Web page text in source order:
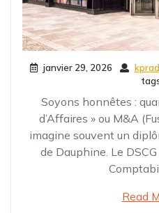
janvier 29, 2026
Soyons honnêtes :
d’Affaires » ou M&A
imagine souvent un
de Dauphine. Le
Read